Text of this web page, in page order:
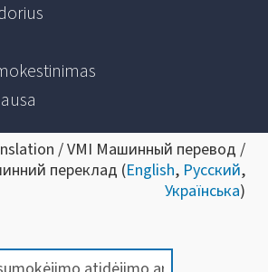
/ VMI Машинный перевод /
переклад (English, Русский,
Українська)